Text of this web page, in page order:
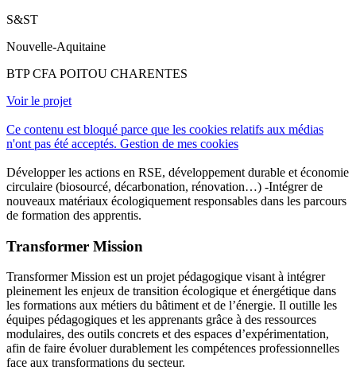
S&ST
Nouvelle-Aquitaine
BTP CFA POITOU CHARENTES
Voir le projet
Ce contenu est bloqué parce que les cookies relatifs aux médias
n'ont pas été acceptés. Gestion de mes cookies
Développer les actions en RSE, développement durable et économie
circulaire (biosourcé, décarbonation, rénovation…) -Intégrer de
nouveaux matériaux écologiquement responsables dans les parcours
de formation des apprentis.
Transformer Mission
Transformer Mission est un projet pédagogique visant à intégrer
pleinement les enjeux de transition écologique et énergétique dans
les formations aux métiers du bâtiment et de l’énergie. Il outille les
équipes pédagogiques et les apprenants grâce à des ressources
modulaires, des outils concrets et des espaces d’expérimentation,
afin de faire évoluer durablement les compétences professionnelles
face aux transformations du secteur.